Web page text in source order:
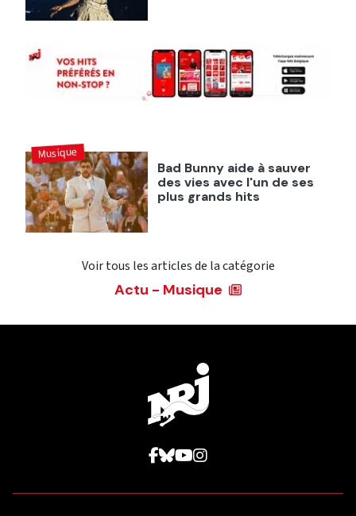
Bad Bunny aide à sauver
des vies avec l'un de ses
plus grands hits
Musique
Voir tous les articles de la catégorie
Actu - Musique